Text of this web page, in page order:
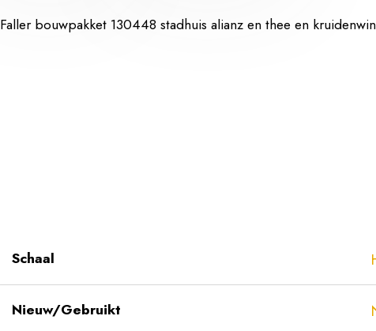
Faller bouwpakket 130448 stadhuis alianz en thee en
Schaal
Nieuw/Gebruikt